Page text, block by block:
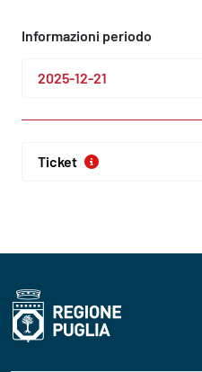
Informazioni periodo
2025-12-21
Ticket